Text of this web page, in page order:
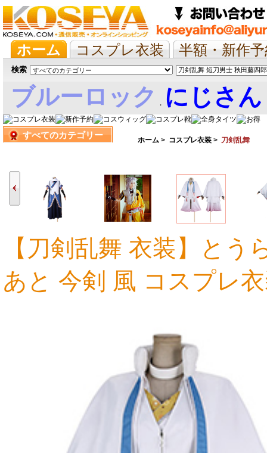
ホーム コスプレ衣装
半額・新作
抱き枕/布団/シーツ
ツイステ ウマ
検索
ブルーロック , にじさ
娘すべてのカテゴリー ホーム > コスプレ衣装 > 刀剣乱舞
37,047円 23,316円 34,301円
【刀剣乱舞 衣装】と
あと 今剣 風 コスプレ